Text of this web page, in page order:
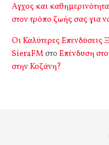
Αγχος και
στον τρόπο ζωής σας για
Οι Καλύτερες Επενδύσεις
SieraFMστο Επένδυση
στην Κοζάνη?